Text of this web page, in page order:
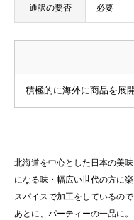
通訳の要否 必要
積極的に海外に商品を展
北海道を中心とした日本の美
になる味・幅広い世代の方に
スパイスで加工をしているの
あとに、パーティーの一品に